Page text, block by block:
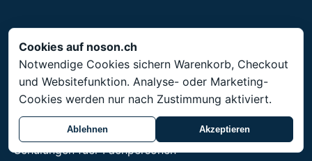
Service
Schweizweiter Versand. Preise in CHF. Bestellware
mit 3-4 Wochen Lieferzeit.
Fachreferenzen
Schulungen fuer Fachpersonen
Cookies auf noson.ch
Notwendige Cookies sichern Warenkorb, Checkout
und Websitefunktion. Analyse- oder Marketing-
Cookies werden nur nach Zustimmung aktiviert.
Ablehnen Akzeptieren